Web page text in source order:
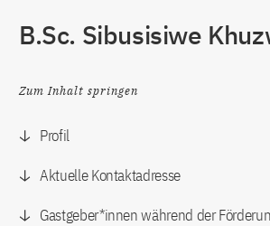
B.Sc. Sibusisiwe
Zum Inhalt springen
Profil
Aktuelle Kontaktadresse
Gastgeber*innen während der